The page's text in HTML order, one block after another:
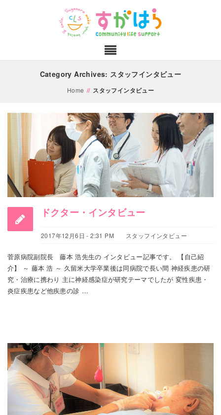
Category Archives: スタッフインタビュー
Home // スタッフインタビュー
ドクター・インタビュー
2017年12月6日 - 2:31 PM スタッフインタビュー
菅原病院副院長 藤本 浩先生の インタビュー記事です。 【自己紹
介】 ～ 藤本 浩 ～ 久留米大学卒業後は同病院で長い間 神経疾患の研
究・治療に携わり 主に神経感染症が研究テーマでしたが 変性疾患・
炎症疾患など他疾患の診 …